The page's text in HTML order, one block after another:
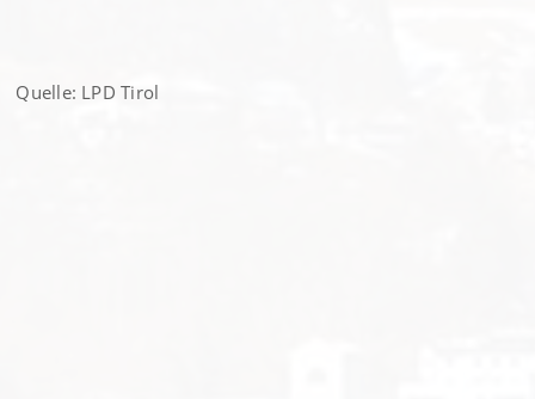
Quelle: LPD Tirol